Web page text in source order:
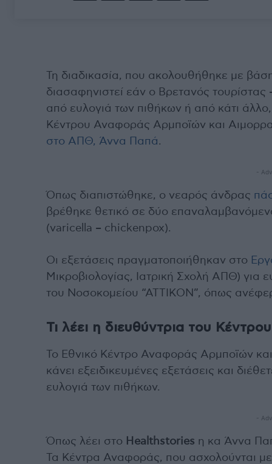
Τη διαδικασία, που ακολουθήθηκε με
διασαφηνιστεί εάν ο Βρετανός
από ευλογιά των πιθήκων ή από κάτι
Κέντρου Αναφοράς Αρμποϊών και
στο ΑΠΘ, Άννα Παπά.
-
Όπως διαπιστώθηκε, ο νεαρός άνδρας
βρέθηκε θετικό σε δύο
(varicella – chickenpox).
Οι εξετάσεις πραγματοποιήθηκαν στο
Μικροβιολογίας, Ιατρική Σχολή ΑΠΘ) για
του Νοσοκομείου “ΑΤΤΙΚΟΝ”, όπως
Τι λέει η διευθύντρια του
Το Εθνικό Κέντρο Αναφοράς Αρμποϊών
κάνει εξειδικευμένες εξετάσεις και
ευλογιά των πιθήκων.
-
Όπως λέει στο Healthstories η κα Άννα
Τα Κέντρα Αναφοράς, που ασχολούνται